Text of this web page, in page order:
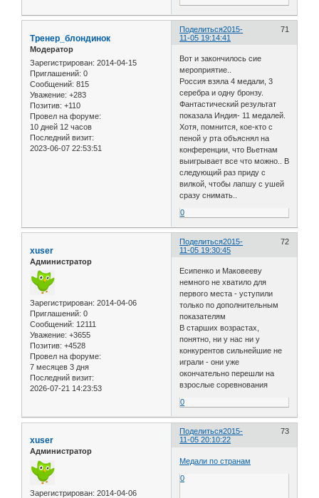
Поделиться 71
2015-
11-05 19:14:41
Тренер_блондинок
Модератор
Зарегистрирован: 2014-04-15
Приглашений: 0
Сообщений: 815
Уважение: +283
Позитив: +110
Провел на форуме:
10 дней 12 часов
Последний визит:
2023-06-07 22:53:51
Вот и закончилось сие
мероприятие..
Россия взяла 4 медали, 3
серебра и одну бронзу.
Фантастический результат
показала Индия- 11 медалей.
Хотя, помнится, кое-кто с
пеной у рта объяснял на
конференции, что Вьетнам
выигрывает все что можно.. В
следующий раз приду с
вилкой, чтобы лапшу с ушей
сразу снимать..
0
Поделиться 72
2015-
11-05 19:30:45
xuser
Администратор
Зарегистрирован: 2014-04-06
Приглашений: 0
Сообщений: 12111
Уважение: +3655
Позитив: +4528
Провел на форуме:
7 месяцев 3 дня
Последний визит:
2026-07-21 14:23:53
Есипенко и Маковееву
немного не хватило для
первого места - уступили
только по дополнительным
показателям
В старших возрастах,
понятно, ни у нас ни у
конкурентов сильнейшие не
играли - они уже
окончательно перешли на
взрослые соревнования
0
Поделиться 73
2015-
11-05 20:10:22
xuser
Администратор
Зарегистрирован: 2014-04-06
Медали по странам
0